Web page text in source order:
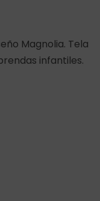
Magnolia. Tela
infantiles.